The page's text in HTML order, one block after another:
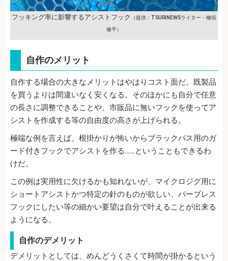
フッキング率に影響するアシストフック （提供：TSURINEWSライター・檜垣
修平）
自作のメリット
自作する場合の大きなメリットはやはりコスト面だ。既製品
を買うよりは間違いなく安くなる。そのほかにも自分で任意
の長さに調整できることや、市販品に無いフックを使ってア
シストを作成する等の自由度の高さが上げられる。
極端な例を言えば、根掛かりが怖いからブラックバス用のガ
ード付きフックでアシストを作る……ということもできるわ
けだ。
この例は実用性に欠けるかも知れないが、マイクロジグ用に
ショートアシストかつ特定の針のものが欲しい、バーブレス
フックにしたい等の細かい要望は自分で叶えることが出来る
ようになる。
自作のデメリット
デメリットとしては、めんどうくさくて時間が掛かるという